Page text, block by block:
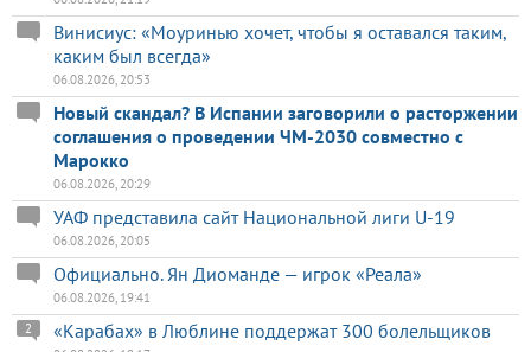
Винисиус: «Моуринью хочет, чтобы я оставался таким,
каким был всегда»
06.08.2026, 20:53
Новый скандал? В Испании заговорили о расторжении
соглашения о проведении ЧМ-2030 совместно с
Марокко
06.08.2026, 20:29
УАФ представила сайт Национальной лиги U-19
06.08.2026, 20:05
Официально. Ян Диоманде — игрок «Реала»
06.08.2026, 19:41
«Карабах» в Люблине поддержат 300 болельщиков
2